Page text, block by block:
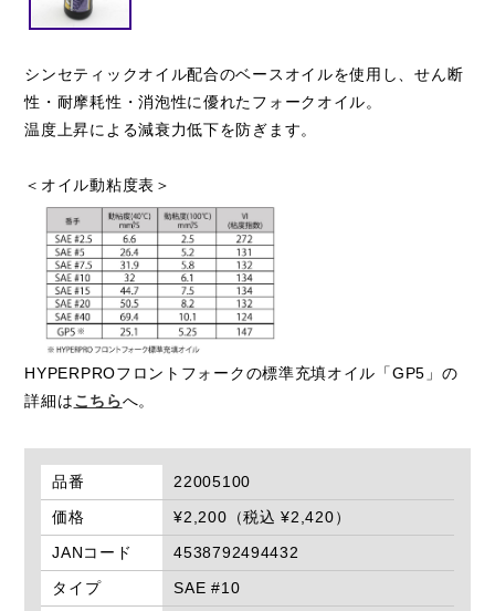
シンセティックオイル配合のベースオイルを使用し、せん断
性・耐摩耗性・消泡性に優れたフォークオイル。
温度上昇による減衰力低下を防ぎます。
＜オイル動粘度表＞
HYPERPROフロントフォークの標準充填オイル「GP5」の
詳細はこちらへ。
品番
22005100
価格
¥2,200（税込 ¥2,420）
JANコード
4538792494432
タイプ
SAE #10